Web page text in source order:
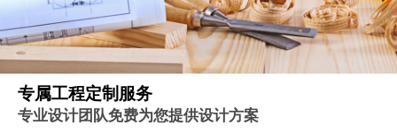
专属工程定制服务
专业设计团队免费为您提供设计方案